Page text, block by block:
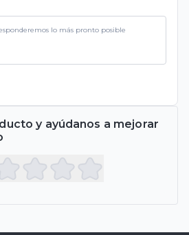
y ayúdanos a mejorar